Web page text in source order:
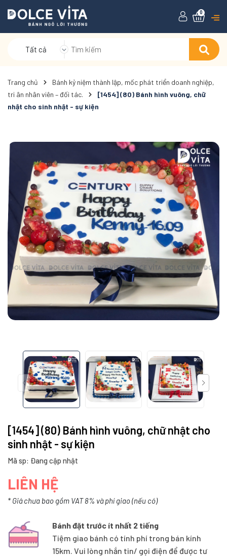
Tất cả
0
Trang chủ
Bánh kỷ niệm thành lập, mốc phát triển doanh nghiệp,
tri ân nhân viên – đối tác.
[1454] (80) Bánh hình vuông, chữ
nhật cho sinh nhật - sự kiện
[1454] (80) Bánh hình vuông, chữ nhật cho
sinh nhật - sự kiện
Mã sp: Đang cập nhật
LIÊN HỆ
* Giá chưa bao gồm VAT 8% và phí giao (nếu có)
Bánh đặt trước ít nhất 2 tiếng
Tiệm giao bánh có tính phí trong bán kính
15km. Vui lòng nhắn tin/ gọi điện để được tư